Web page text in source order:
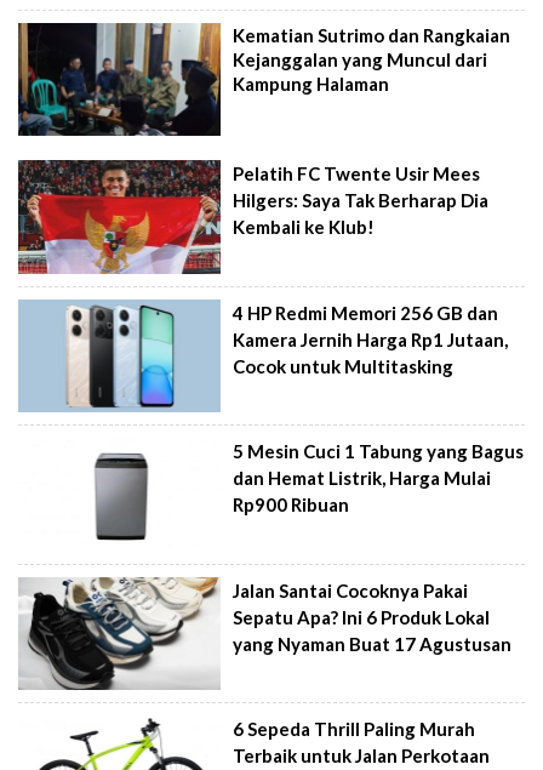
Kematian Sutrimo dan Rangkaian
Kejanggalan yang Muncul dari
Kampung Halaman
Pelatih FC Twente Usir Mees
Hilgers: Saya Tak Berharap Dia
Kembali ke Klub!
4 HP Redmi Memori 256 GB dan
Kamera Jernih Harga Rp1 Jutaan,
Cocok untuk Multitasking
5 Mesin Cuci 1 Tabung yang Bagus
dan Hemat Listrik, Harga Mulai
Rp900 Ribuan
Jalan Santai Cocoknya Pakai
Sepatu Apa? Ini 6 Produk Lokal
yang Nyaman Buat 17 Agustusan
6 Sepeda Thrill Paling Murah
Terbaik untuk Jalan Perkotaan